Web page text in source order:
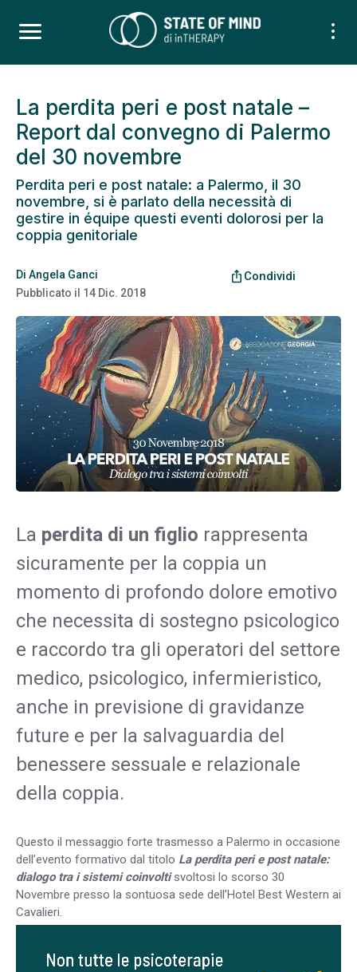
La perdita peri e post natale –
Report dal convegno di Palermo
del 30 novembre
Perdita peri e post natale: a Palermo, il 30
novembre, si è parlato della necessità di
gestire in équipe questi eventi dolorosi per la
coppia genitoriale
Di Angela Ganci
Pubblicato il 14 Dic. 2018
ios_share Condividi
La perdita di un figlio rappresenta
sicuramente per la coppia un
momento di profondo dolore emotivo
che necessita di sostegno psicologico
e raccordo tra gli operatori del settore
medico, psicologico, infermieristico,
anche in previsione di gravidanze
future e per la salvaguardia del
benessere sessuale e relazionale
della coppia.
Questo il messaggio forte trasmesso a Palermo in occasione
dell’evento formativo dal titolo La perdita peri e post natale:
dialogo tra i sistemi coinvoltisvoltosi lo scorso 30
Novembre presso la sontuosa sede dell’Hotel Best Western ai
Cavalieri.